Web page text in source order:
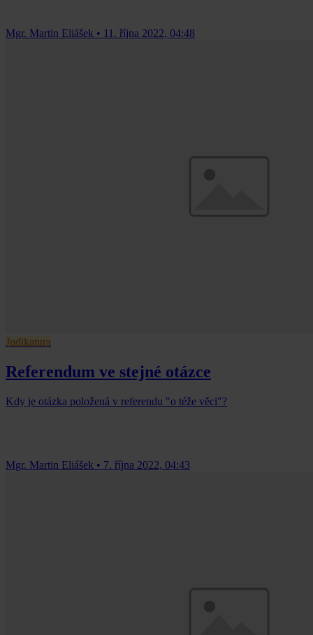
Mgr. Martin Eliášek • 11. října 2022, 04:48
Judikatura
Referendum ve stejné otázce
Kdy je otázka položená v referendu "o téže věci"?
Mgr. Martin Eliášek • 7. října 2022, 04:43